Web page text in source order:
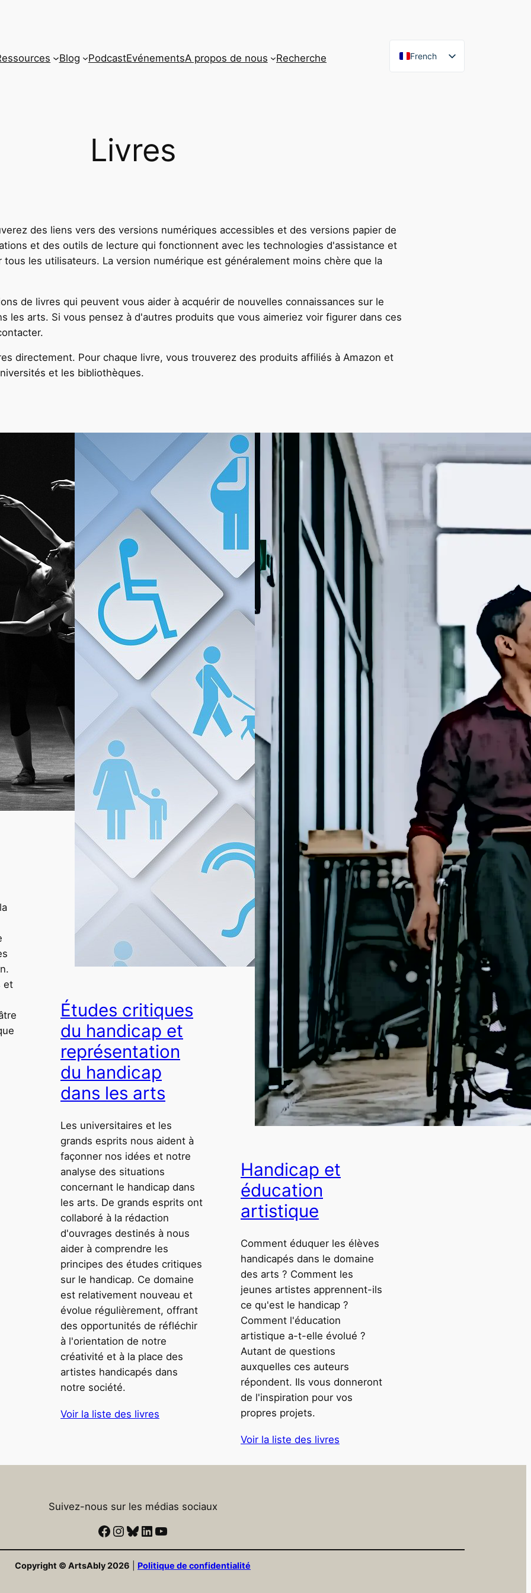
Blog PodcastEvénementsA propos de nous Recherche
French
Livres
des liens vers des versions numériques accessibles et des versions papier de
et des outils de lecture qui fonctionnent avec les technologies d'assistance et
tous les utilisateurs. La version numérique est généralement moins chère que la
de livres qui peuvent vous aider à acquérir de nouvelles connaissances sur le
les arts. Si vous pensez à d'autres produits que vous aimeriez voir figurer dans ces
directement. Pour chaque livre, vous trouverez des produits affiliés à Amazon et
et les bibliothèques.
et
Études critiques
du handicap et
représentation
du handicap
dans les arts
Les universitaires et les
grands esprits nous aident à
façonner nos idées et notre
analyse des situations
concernant le handicap dans
les arts. De grands esprits ont
collaboré à la rédaction
d'ouvrages destinés à nous
aider à comprendre les
principes des études critiques
sur le handicap. Ce domaine
est relativement nouveau et
évolue régulièrement, offrant
des opportunités de réfléchir
à l'orientation de notre
créativité et à la place des
artistes handicapés dans
notre société.
Voir la liste des livres
Handicap et
éducation
artistique
Comment éduquer les élèves
handicapés dans le domaine
des arts ? Comment les
jeunes artistes apprennent-ils
ce qu'est le handicap ?
Comment l'éducation
artistique a-t-elle évolué ?
Autant de questions
auxquelles ces auteurs
répondent. Ils vous donneront
de l'inspiration pour vos
propres projets.
Voir la liste des livres
Suivez-nous sur les médias sociaux
Facebook Instagram Ciel bleu LinkedIn YouTube
Copyright © ArtsAbly 2026 Politique de confidentialité